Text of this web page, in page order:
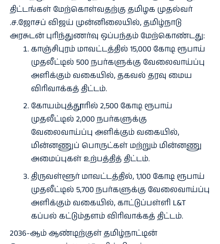
திட்டங்கள் மேற்கொள்வதற்கு தமிழக முதல்வர்
.ச.ஜோசப் விஜய் முன்னிலையில், தமிழ்நாடு
அரசுடன் புரிந்துணர்வு ஒப்பந்தம் மேற்கொண்டது:
காஞ்சிபுரம் மாவட்டத்தில் 15,000 கோடி ரூபாய்
முதலீட்டில் 500 நபர்களுக்கு வேலைவாய்ப்பு
அளிக்கும் வகையில், தகவல் தரவு மைய
விரிவாக்கத் திட்டம்.
கோயம்புத்தூரில் 2,500 கோடி ரூபாய்
முதலீட்டில் 2,000 நபர்களுக்கு
வேலைவாய்ப்பு அளிக்கும் வகையில்,
மின்னணுப் பொருட்கள் மற்றும் மின்னணு
அமைப்புகள் உற்பத்தித் திட்டம்.
திருவள்ளூர் மாவட்டத்தில், 1,100 கோடி ரூபாய்
முதலீட்டில் 5,700 நபர்களுக்கு வேலைவாய்ப்பு
அளிக்கும் வகையில், காட்டுப்பள்ளி L&T
கப்பல் கட்டும்தளம் விரிவாக்கத் திட்டம்.
2036-ஆம் ஆண்டிற்குள் தமிழ்நாட்டின்